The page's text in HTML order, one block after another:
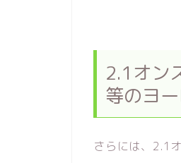
2.1オン
等のヨ
さらには、2.1